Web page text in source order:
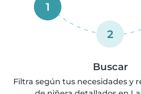
1
2
Buscar
Filtra según tus necesidades y